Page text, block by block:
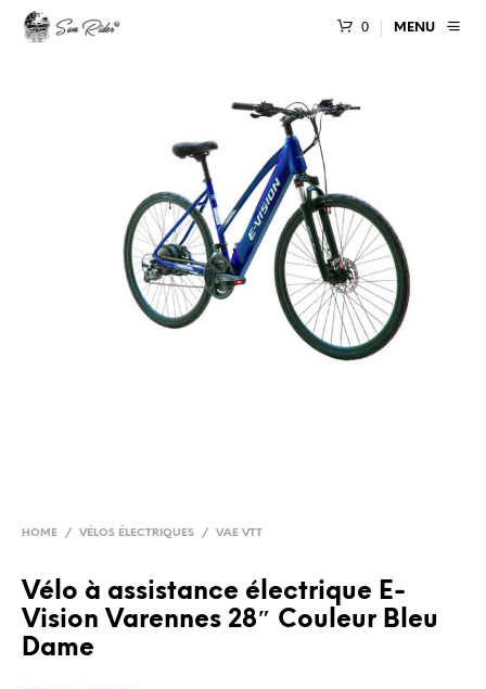
0 MENU
HOME / VÉLOS ÉLECTRIQUES / VAE VTT
Vélo à assistance électrique E-
Vision Varennes 28″ Couleur Bleu
Dame